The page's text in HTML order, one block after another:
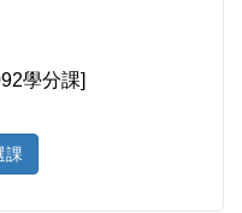
學分課]
課